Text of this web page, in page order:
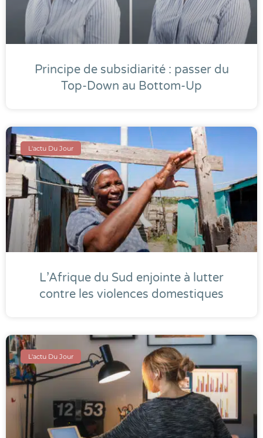
Principe de subsidiarité : passer du
Top-Down au Bottom-Up
L'actu Du Jour
L’Afrique du Sud enjointe à lutter
contre les violences domestiques
L'actu Du Jour